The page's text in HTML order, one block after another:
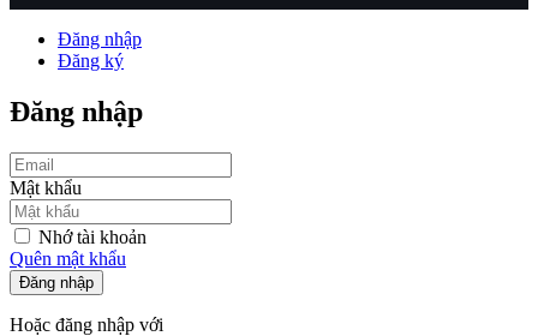
Đăng nhập
Đăng ký
Đăng nhập
Mật khẩu
Nhớ tài khoản
Quên mật khẩu
Đăng nhập
Hoặc đăng nhập với